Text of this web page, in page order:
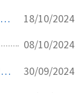
Investigação PF - Elo com Ministro do STJ 18/10/2024
08/10/2024
Relatório sobre papel do governo EUA no complexo de censura no Brasil 30/09/2024